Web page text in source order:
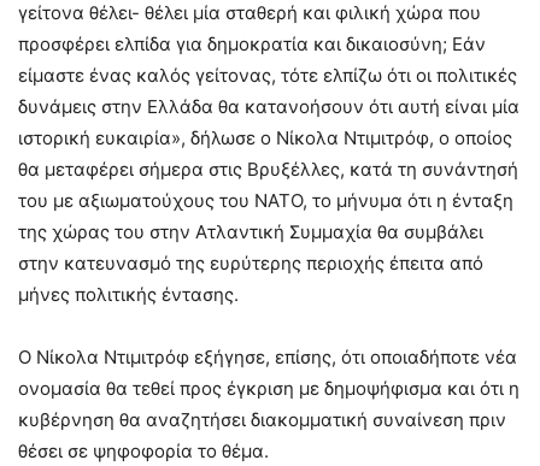
γείτονα θέλει- θέλει μία σταθερή και φιλική χώρα που
προσφέρει ελπίδα για δημοκρατία και δικαιοσύνη; Εάν
είμαστε ένας καλός γείτονας, τότε ελπίζω ότι οι πολιτικές
δυνάμεις στην Ελλάδα θα κατανοήσουν ότι αυτή είναι μία
ιστορική ευκαιρία», δήλωσε ο Νίκολα Ντιμιτρόφ, ο οποίος
θα μεταφέρει σήμερα στις Βρυξέλλες, κατά τη συνάντησή
του με αξιωματούχους του ΝΑΤΟ, το μήνυμα ότι η ένταξη
της χώρας του στην Ατλαντική Συμμαχία θα συμβάλει
στην κατευνασμό της ευρύτερης περιοχής έπειτα από
μήνες πολιτικής έντασης.
Ο Νίκολα Ντιμιτρόφ εξήγησε, επίσης, ότι οποιαδήποτε νέα
ονομασία θα τεθεί προς έγκριση με δημοψήφισμα και ότι η
κυβέρνηση θα αναζητήσει διακομματική συναίνεση πριν
θέσει σε ψηφοφορία το θέμα.